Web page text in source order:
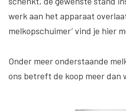
werk aan het apparaat
melkopschuimer’ vind je hier
Onder meer onderstaande
ons betreft de koop meer dan